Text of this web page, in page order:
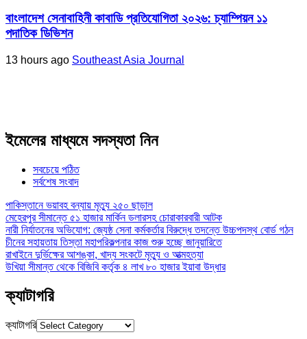
বাংলাদেশ সেনাবাহিনী কাবাডি প্রতিযোগিতা ২০২৬: চ্যাম্পিয়ন ১১
পদাতিক ডিভিশন
13 hours ago Southeast Asia Journal
ইমেলের মাধ্যমে সদস্যতা নিন
সবচেয়ে পঠিত
সর্বশেষ সংবাদ
পাকিস্তানে ভয়াবহ বন্যায় মৃত্যু ২৫০ ছাড়াল
মেহেরপুর সীমান্তে ৫১ হাজার মার্কিন ডলারসহ চোরাকারবারী আটক
নারী নির্যাতনের অভিযোগ: জ্যেষ্ঠ সেনা কর্মকর্তার বিরুদ্ধে তদন্তে উচ্চপদস্থ বোর্ড গঠন
চীনের সহায়তায় তিস্তা মহাপরিকল্পনার কাজ শুরু হচ্ছে জানুয়ারিতে
রাখাইনে দুর্ভিক্ষের আশঙ্কা, খাদ্য সংকটে মৃত্যু ও আত্মহত্যা
উখিয়া সীমান্ত থেকে বিজিবি কর্তৃক ৪ লাখ ৮০ হাজার ইয়াবা উদ্ধার
ক্যাটাগরি
ক্যাটাগরি